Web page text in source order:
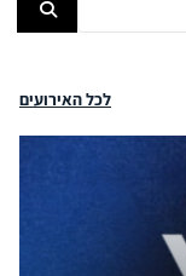
לכל האירועים